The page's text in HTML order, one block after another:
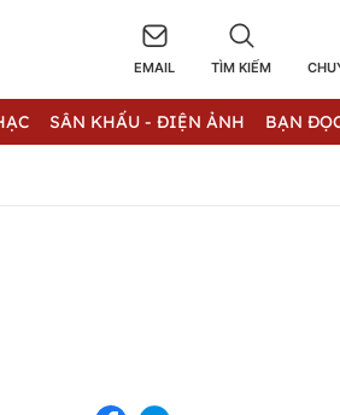
EMAIL TÌM KIẾM
SÂN KHẤU - ĐIỆN ẢNH BẠN